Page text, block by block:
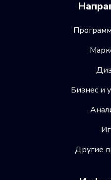
Бизнес и
Другие